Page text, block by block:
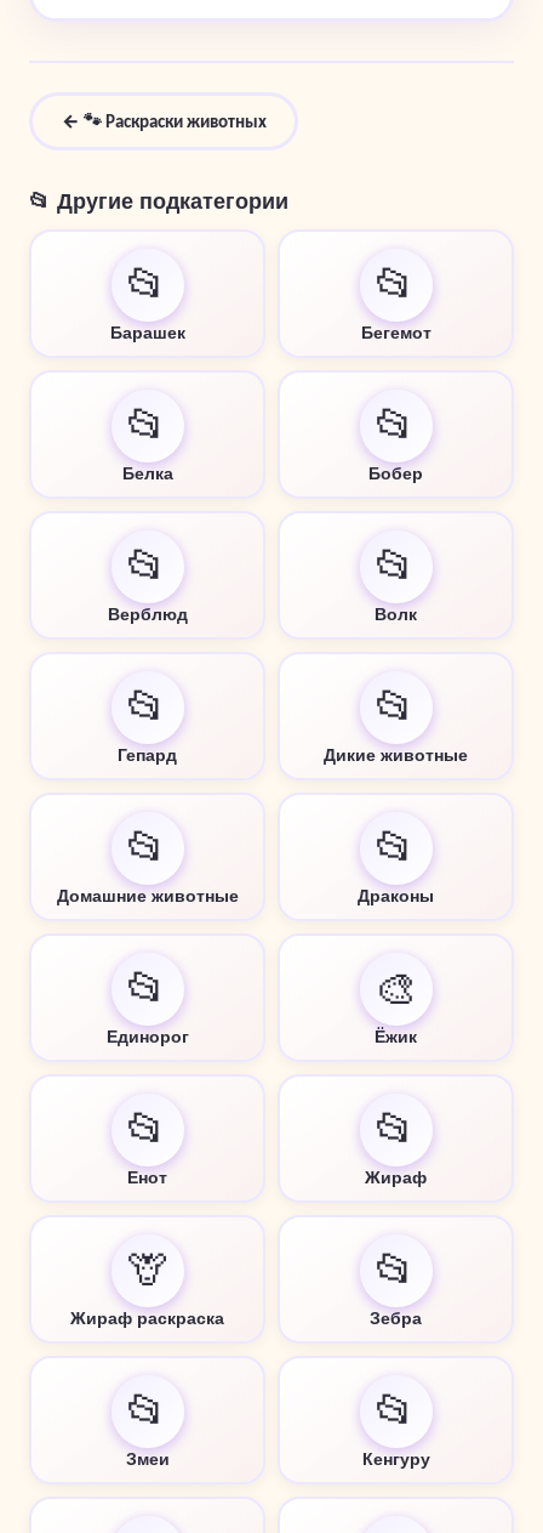
← 🐾 Раскраски животных
📂 Другие подкатегории
📂
Барашек
📂
Бегемот
📂
Белка
📂
Бобер
📂
Верблюд
📂
Волк
📂
Гепард
📂
Дикие животные
📂
Домашние животные
📂
Драконы
📂
Единорог
🎨
Ёжик
📂
Енот
📂
Жираф
🦒
Жираф раскраска
📂
Зебра
📂
Змеи
📂
Кенгуру